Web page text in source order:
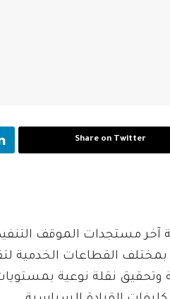
Share on Twitter
آخر مستجدات الموقف
القطاعات الخدمية
نقلة نوعية بمستويات